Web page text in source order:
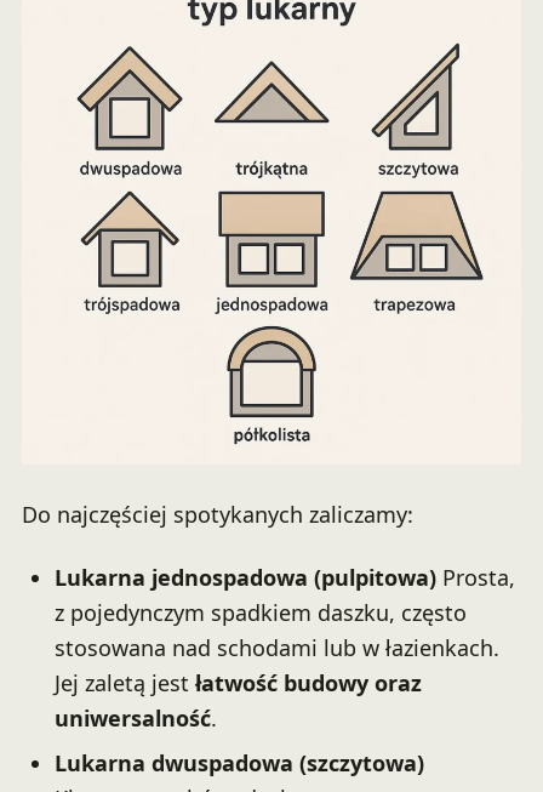
Do najczęściej spotykanych zaliczamy:
Lukarna jednospadowa (pulpitowa)Prosta,
z pojedynczym spadkiem daszku, często
stosowana nad schodami lub w łazienkach.
Jej zaletą jest łatwość budowy oraz
uniwersalność.
Lukarna dwuspadowa (szczytowa)